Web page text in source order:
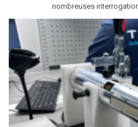
nombreuses